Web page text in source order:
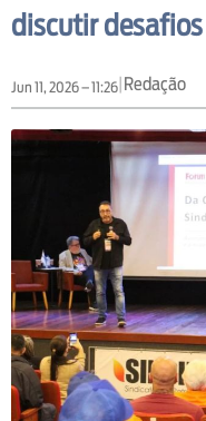
discutir
Jun 11, 2026 – 11:26|Redação